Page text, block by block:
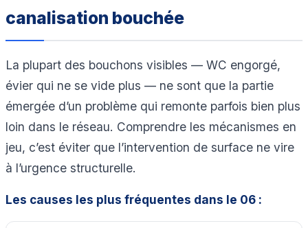
canalisation bouchée
La plupart des bouchons visibles — WC engorgé,
évier qui ne se vide plus — ne sont que la partie
émergée d’un problème qui remonte parfois bien plus
loin dans le réseau. Comprendre les mécanismes en
jeu, c’est éviter que l’intervention de surface ne vire
à l’urgence structurelle.
Les causes les plus fréquentes dans le 06 :